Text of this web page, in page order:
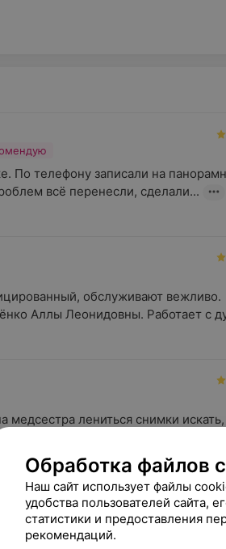
По телефону записали на
всё перенесли, сделали...
обслуживают вежливо.
Аллы Леонидовны. Работает с
лениться снимки искать,
к первой, потому что е...
Дент)
отзыва поясняем, что всем
(КЛКТ), диск с зап...
Обработка файлов
Наш сайт использует файлы
удобства пользователей сайта,
статистики и предоставления
рекомендаций.